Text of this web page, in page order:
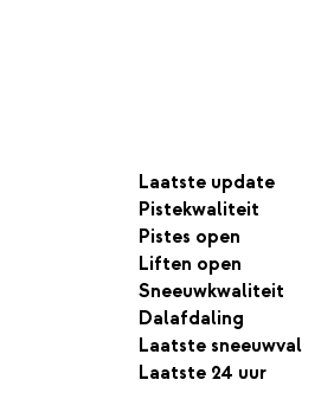
Laatste update
Pistekwaliteit
Pistes open
Liften open
Sneeuwkwaliteit
Dalafdaling
Laatste sneeuwval
Laatste 24 uur